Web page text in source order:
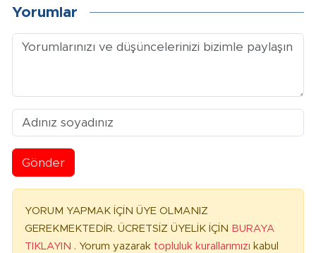
Yorumlar
Gönder
YORUM YAPMAK İÇİN ÜYE OLMANIZ
GEREKMEKTEDİR. ÜCRETSİZ ÜYELİK İÇİN BURAYA
TIKLAYIN . Yorum yazarak topluluk kurallarımızı kabul